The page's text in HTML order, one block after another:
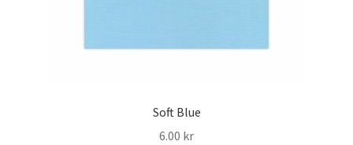
Soft Blue
6.00 kr